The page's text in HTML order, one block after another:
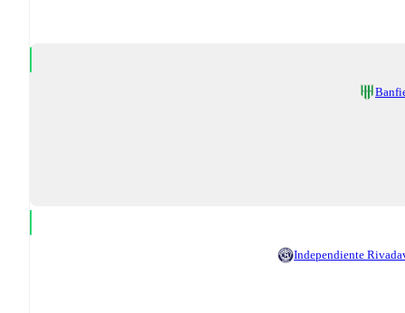
Independiente